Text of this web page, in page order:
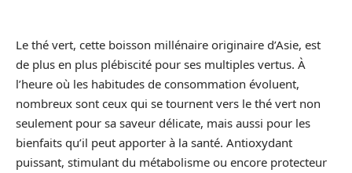
Le thé vert, cette boisson millénaire originaire d’Asie, est
de plus en plus plébiscité pour ses multiples vertus. À
l’heure où les habitudes de consommation évoluent,
nombreux sont ceux qui se tournent vers le thé vert non
seulement pour sa saveur délicate, mais aussi pour les
bienfaits qu’il peut apporter à la santé. Antioxydant
puissant, stimulant du métabolisme ou encore protecteur